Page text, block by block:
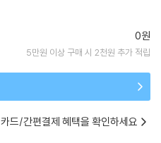
0원
5만원 이상 구매 시 2천원 추가 적립
카드/간편결제 혜택을 확인하세요